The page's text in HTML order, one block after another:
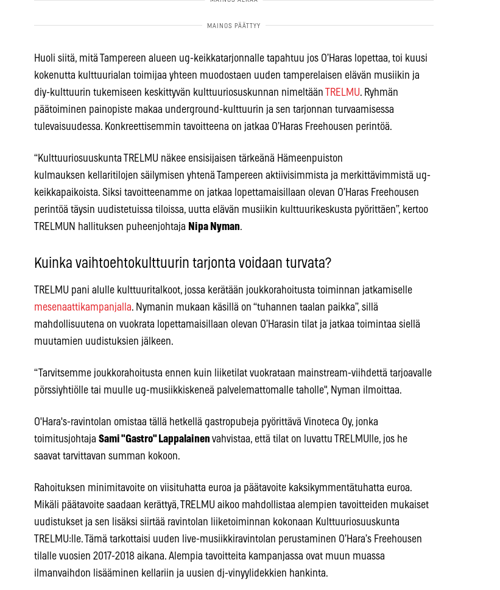
Huoli siitä, mitä Tampereen alueen ug-keikkatarjonnalle tapahtuu jos O’Haras lopettaa, toi kuusi
kokenutta kulttuurialan toimijaa yhteen muodostaen uuden tamperelaisen elävän musiikin ja
diy-kulttuurin tukemiseen keskittyvän kulttuuriosuskunnan nimeltään TRELMU. Ryhmän
päätoiminen painopiste makaa underground-kulttuurin ja sen tarjonnan turvaamisessa
tulevaisuudessa. Konkreettisemmin tavoitteena on jatkaa O’Haras Freehousen perintöä.
“Kulttuuriosuuskunta TRELMU näkee ensisijaisen tärkeänä Hämeenpuiston
kulmauksen kellaritilojen säilymisen yhtenä Tampereen aktiivisimmista ja merkittävimmistä ug-
keikkapaikoista. Siksi tavoitteenamme on jatkaa lopettamaisillaan olevan O’Haras Freehousen
perintöä täysin uudistetuissa tiloissa, uutta elävän musiikin kulttuurikeskusta pyörittäen”, kertoo
TRELMUN hallituksen puheenjohtaja Nipa Nyman.
Kuinka vaihtoehtokulttuurin tarjonta voidaan turvata?
TRELMU pani alulle kulttuuritalkoot, jossa kerätään joukkorahoitusta toiminnan jatkamiselle
mesenaattikampanjalla. Nymanin mukaan käsillä on “tuhannen taalan paikka”, sillä
mahdollisuutena on vuokrata lopettamaisillaan olevan O’Harasin tilat ja jatkaa toimintaa siellä
muutamien uudistuksien jälkeen.
“Tarvitsemme joukkorahoitusta ennen kuin liiketilat vuokrataan mainstream-viihdettä tarjoavalle
pörssiyhtiölle tai muulle ug-musiikkiskeneä palvelemattomalle taholle", Nyman ilmoittaa.
O'Hara's-ravintolan omistaa tällä hetkellä gastropubeja pyörittävä Vinoteca Oy, jonka
toimitusjohtaja Sami "Gastro" Lappalainen vahvistaa, että tilat on luvattu TRELMUlle, jos he
saavat tarvittavan summan kokoon.
Rahoituksen minimitavoite on viisituhatta euroa ja päätavoite kaksikymmentätuhatta euroa.
Mikäli päätavoite saadaan kerättyä, TRELMU aikoo mahdollistaa alempien tavoitteiden mukaiset
uudistukset ja sen lisäksi siirtää ravintolan liiketoiminnan kokonaan Kulttuuriosuuskunta
TRELMU:lle. Tämä tarkottaisi uuden live-musiikkiravintolan perustaminen O’Hara’s Freehousen
tilalle vuosien 2017-2018 aikana. Alempia tavoitteita kampanjassa ovat muun muassa
ilmanvaihdon lisääminen kellariin ja uusien dj-vinyylidekkien hankinta.